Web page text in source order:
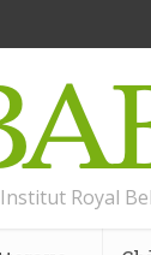
Institut Royal